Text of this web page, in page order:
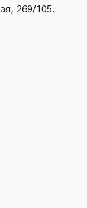
269/105.